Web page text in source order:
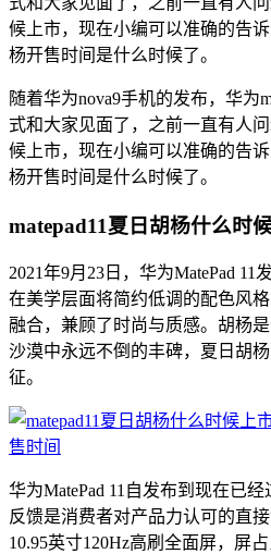
候上市，现在小编可以准确的告诉
杨开售时间是什么时候了。
随着华为nova9手机的发布，华为
式和大家见面了，之前一直有人问
候上市，现在小编可以准确的告诉
杨开售时间是什么时候了。
matepad11夏日胡杨什么时
2021年9月23日，华为MatePad
在美学层面将简约低调的配色风
融合，兼顾了时尚与质感。胡杨
沙漠中永远不倒的丰碑，夏日胡
征。
华为MatePad 11自发布到现在已
反馈是消费者对产品力认可的直
10.95英寸120Hz高刷全面屏，屏